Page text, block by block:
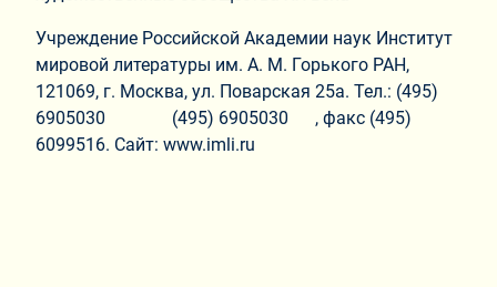
Учреждение Российской Академии наук Институт
мировой литературы им. А. М. Горького РАН,
121069, г. Москва, ул. Поварская 25а. Тел.: (495)
6905030 (495) 6905030 , факс (495)
6099516. Сайт: www.imli.ru